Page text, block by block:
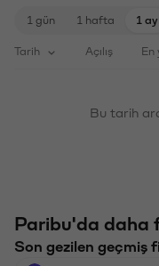
1 gün 1 hafta 1 ay
Tarih Açılış En
Bu tarih
Paribu'da daha
Son gezilen geçmiş